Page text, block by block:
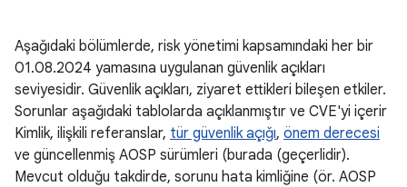
Aşağıdaki bölümlerde, risk yönetimi kapsamındaki her bir
01.08.2024 yamasına uygulanan güvenlik açıkları
seviyesidir. Güvenlik açıkları, ziyaret ettikleri bileşen etkiler.
Sorunlar aşağıdaki tablolarda açıklanmıştır ve CVE'yi içerir
Kimlik, ilişkili referanslar, tür güvenlik açığı, önem derecesi
ve güncellenmiş AOSP sürümleri (burada (geçerlidir).
Mevcut olduğu takdirde, sorunu hata kimliğine (ör. AOSP